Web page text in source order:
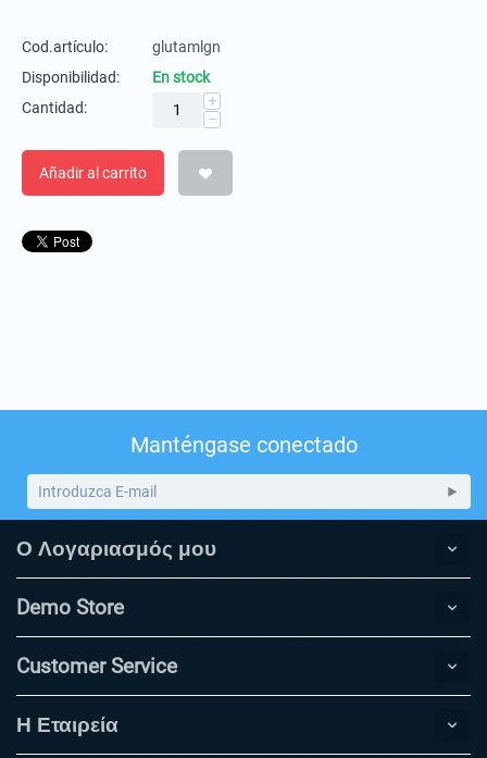
Cod.artículo:
glutamlgn
Disponibilidad:
En stock
Cantidad:
+
−
Añadir al carrito
Manténgase conectado
Ο Λογαριασμός μου
Demo Store
Customer Service
Η Εταιρεία​